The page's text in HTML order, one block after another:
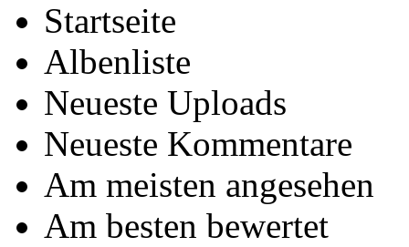
Startseite
Albenliste
Neueste Uploads
Neueste Kommentare
Am meisten angesehen
Am besten bewertet